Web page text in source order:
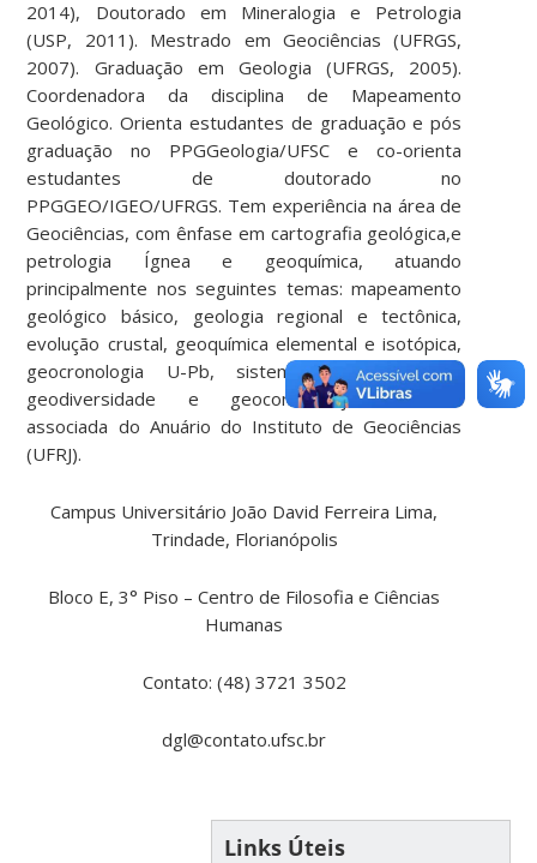
2014), Doutorado em Mineralogia e Petrologia
(USP, 2011). Mestrado em Geociências (UFRGS,
2007). Graduação em Geologia (UFRGS, 2005).
Coordenadora da disciplina de Mapeamento
Geológico. Orienta estudantes de graduação e pós
graduação no PPGGeologia/UFSC e co-orienta
estudantes de doutorado no
PPGGEO/IGEO/UFRGS. Tem experiência na área de
Geociências, com ênfase em cartografia geológica,e
petrologia Ígnea e geoquímica, atuando
principalmente nos seguintes temas: mapeamento
geológico básico, geologia regional e tectônica,
evolução crustal, geoquímica elemental e isotópica,
geocronologia U-Pb, sistemas ígneos rasos,
geodiversidade e geoconservação. Editora
associada do Anuário do Instituto de Geociências
(UFRJ).
Campus Universitário João David Ferreira Lima,
Trindade, Florianópolis
Bloco E, 3° Piso – Centro de Filosofia e Ciências
Humanas
Contato: (48) 3721 3502
dgl@contato.ufsc.br
Links Úteis